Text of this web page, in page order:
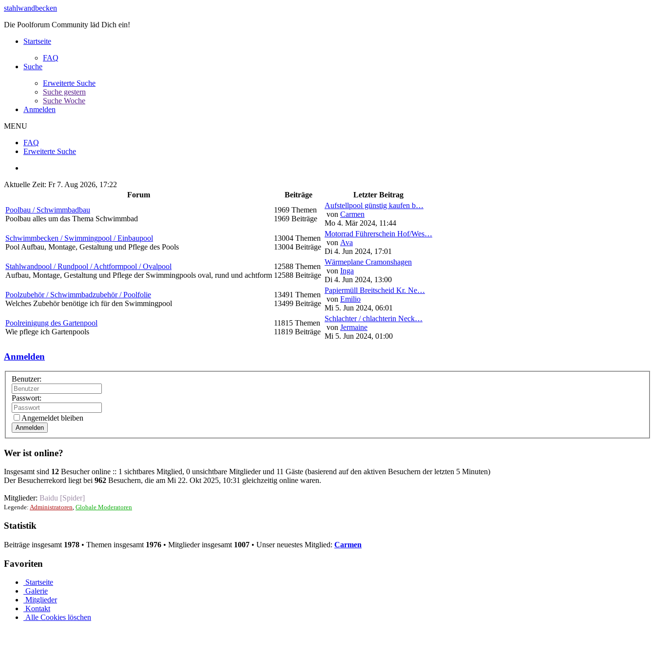
stahlwandbecken
Die Poolforum Community läd Dich ein!
Startseite
FAQ
Suche
Erweiterte Suche
Suche gestern
Suche Woche
Anmelden
MENU
FAQ
Erweiterte Suche
Aktuelle Zeit: Fr 7. Aug 2026, 17:22
Forum
Beiträge
Letzter Beitrag
Poolbau / Schwimmbadbau
Poolbau alles um das Thema Schwimmbad
1969 Themen
1969 Beiträge
Aufstellpool günstig kaufen b…
von Carmen
Mo 4. Mär 2024, 11:44
Schwimmbecken / Swimmingpool / Einbaupool
Pool Aufbau, Montage, Gestaltung und Pflege des Pools
13004 Themen
13004 Beiträge
Motorrad Führerschein Hof/Wes…
von Ava
Di 4. Jun 2024, 17:01
Stahlwandpool / Rundpool / Achtformpool / Ovalpool
Aufbau, Montage, Gestaltung und Pflege der Swimmingpools oval, rund und achtform
12588 Themen
12588 Beiträge
Wärmeplane Cramonshagen
von Inga
Di 4. Jun 2024, 13:00
Poolzubehör / Schwimmbadzubehör / Poolfolie
Welches Zubehör benötige ich für den Swimmingpool
13491 Themen
13499 Beiträge
Papiermüll Breitscheid Kr. Ne…
von Emilio
Mi 5. Jun 2024, 06:01
Poolreinigung des Gartenpool
Wie pflege ich Gartenpools
11815 Themen
11819 Beiträge
Schlachter / chlachterin Neck…
von Jermaine
Mi 5. Jun 2024, 01:00
Anmelden
Benutzer:
Passwort:
Angemeldet bleiben
Anmelden
Wer ist online?
Insgesamt sind 12 Besucher online :: 1 sichtbares Mitglied, 0 unsichtbare Mitglieder und 11 Gäste (basierend auf den aktiven Besuchern der letzten 5 Minuten)
Der Besucherrekord liegt bei 962 Besuchern, die am Mi 22. Okt 2025, 10:31 gleichzeitig online waren.
Mitglieder: Baidu [Spider]
Legende: Administratoren, Globale Moderatoren
Statistik
Beiträge insgesamt 1978 • Themen insgesamt 1976 • Mitglieder insgesamt 1007 • Unser neuestes Mitglied: Carmen
Favoriten
Startseite
Galerie
Mitglieder
Kontakt
Alle Cookies löschen